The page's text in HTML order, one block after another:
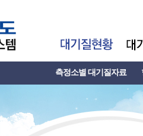
측정소별 대기질자료